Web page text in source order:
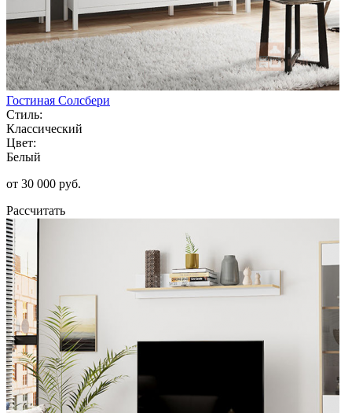
Гостиная Солсбери
Стиль:
Классический
Цвет:
Белый
от 30 000 руб.
Рассчитать